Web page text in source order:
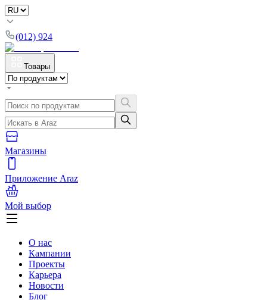
(012) 924
Товары
Магазины
Приложение Araz
Мой выбор
О нас
Кампании
Проекты
Карьера
Новости
Блог